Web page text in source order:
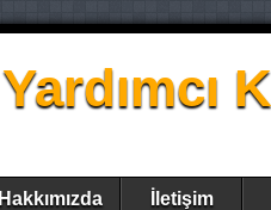
Yardımcı
Hakkımızda İletişim